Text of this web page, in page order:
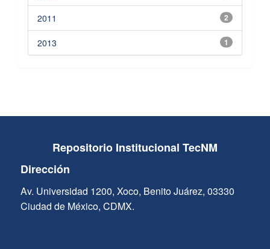
2
2011
1
2013
Repositorio Institucional TecNM
Dirección
Av. Universidad 1200, Xoco, Benito Juárez, 03330
Ciudad de México, CDMX.